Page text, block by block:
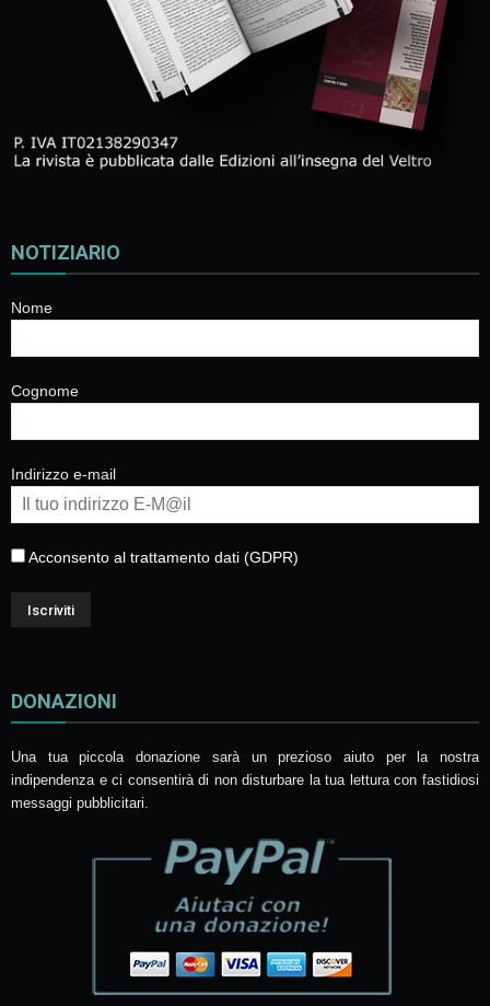
NOTIZIARIO
Nome
Cognome
Indirizzo e-mail
Acconsento al trattamento dati (GDPR)
DONAZIONI
Una tua piccola donazione sarà un prezioso aiuto per la nostra
indipendenza e ci consentirà di non disturbare la tua lettura con fastidiosi
messaggi pubblicitari.